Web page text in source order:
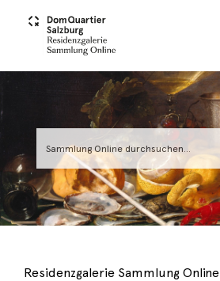
Residenzgalerie Sammlung Online